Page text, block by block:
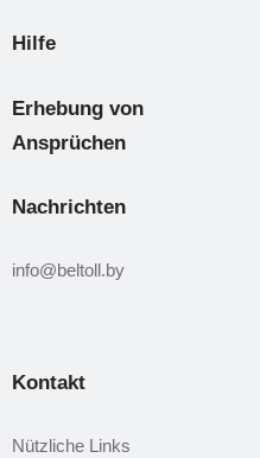
Hilfe
Erhebung von
Ansprüchen
Nachrichten
info@beltoll.by
Kontakt
Nützliche Links